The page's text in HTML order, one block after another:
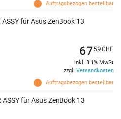
Auftragsbezogen bestellbar
für Asus ZenBook 13
Auftragsbezogen bestellbar
6759CHF
inkl. 8.1% MwSt
zzgl. Versandkosten
ASSY für Asus ZenBook 13